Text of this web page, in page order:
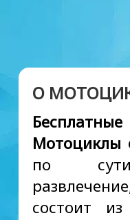
О
Мотоциклы
по
состоит